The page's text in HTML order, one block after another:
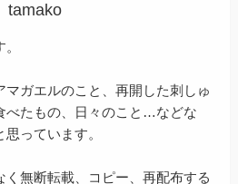
tamako
ガエルのこと、再開した刺しゅ
べたもの、日々のこと…などな
っています。
無断転載、コピー、再配布する